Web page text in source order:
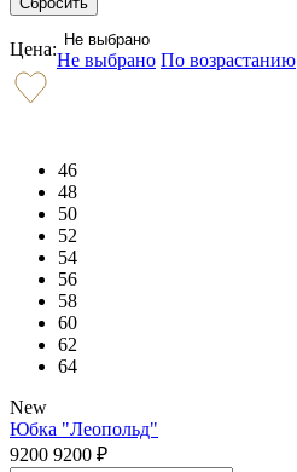
Цена: Не выбрано
Не выбрано По возрастанию
46
48
50
52
54
56
58
60
62
64
New
Юбка "Леопольд"
9200 9200 ₽